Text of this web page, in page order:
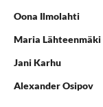
Oona Ilmolahti
Maria Lähteenmäki
Jani Karhu
Alexander Osipov